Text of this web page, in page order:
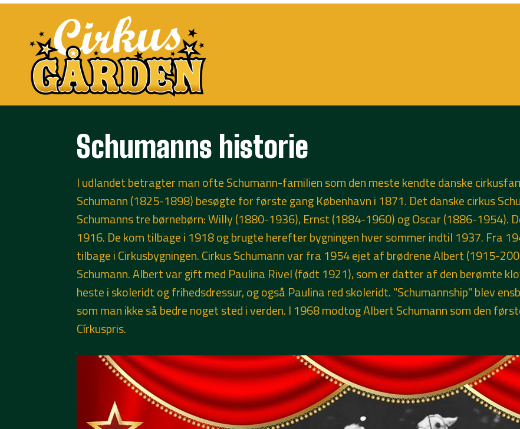
Schumanns historie
I udlandet betragter man ofte Schumann-familien som den meste kendte danske
Schumann (1825-1898) besøgte for første gang København i 1871. Det danske cirkus
Schumanns tre børnebørn: Willy (1880-1936), Ernst (1884-1960) og Oscar (1886-1954).
1916. De kom tilbage i 1918 og brugte herefter bygningen hver sommer indtil 1937. Fra
tilbage i Cirkusbygningen. Cirkus Schumann var fra 1954 ejet af brødrene Albert (1915-
Schumann. Albert var gift med Paulina Rivel (født 1921), som er datter af den berømte
heste i skoleridt og frihedsdressur, og også Paulina red skoleridt. "Schumannship" blev
som man ikke så bedre noget sted i verden. I 1968 modtog Albert Schumann som den
Církuspris.